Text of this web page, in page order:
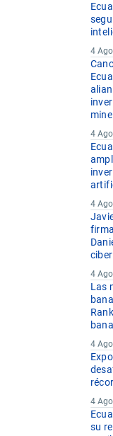
4
4
4
4
Las
4
4
su